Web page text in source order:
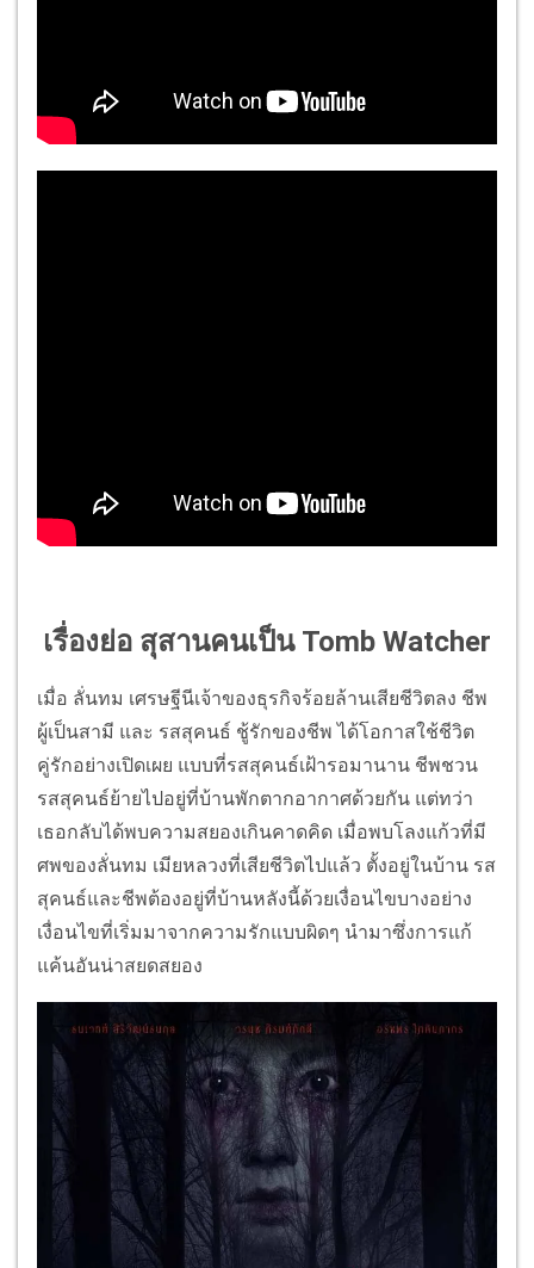
เรื่องย่อ สุสานคนเป็น Tomb Watcher
เมื่อ ลั่นทม เศรษฐีนีเจ้าของธุรกิจร้อยล้านเสียชีวิตลง ชีพ
ผู้เป็นสามี และ รสสุคนธ์ ชู้รักของชีพ ได้โอกาสใช้ชีวิต
คู่รักอย่างเปิดเผย แบบที่รสสุคนธ์เฝ้ารอมานาน ชีพชวน
รสสุคนธ์ย้ายไปอยู่ที่บ้านพักตากอากาศด้วยกัน แต่ทว่า
เธอกลับได้พบความสยองเกินคาดคิด เมื่อพบโลงแก้วที่มี
ศพของลั่นทม เมียหลวงที่เสียชีวิตไปแล้ว ตั้งอยู่ในบ้าน รส
สุคนธ์และชีพต้องอยู่ที่บ้านหลังนี้ด้วยเงื่อนไขบางอย่าง
เงื่อนไขที่เริ่มมาจากความรักแบบผิดๆ นำมาซึ่งการแก้
แค้นอันน่าสยดสยอง